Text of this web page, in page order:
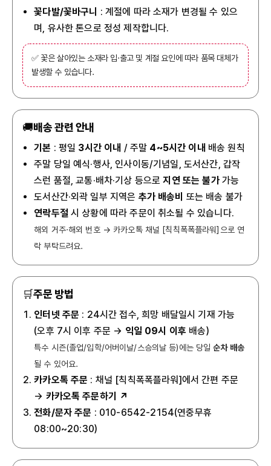
꽃다발/꽃바구니 : 계절에 따라 소재가 변경될 수 있으
며, 유사한 톤으로 정성 제작합니다.
✅ 꽃은 살아있는 소재라 입·출고 및 계절 요인에 따라 품목 대체가
발생할 수 있습니다.
🚚배송 관련 안내
기본 : 평일 3시간 이내 / 주말 4~5시간 이내 배송 원칙
주말 당일 예식·행사, 인사이동/기념일, 도서산간, 갑작
스런 품절, 교통·배차·기상 등으로지연 또는 불가가능
도서산간·외곽 일부 지역은 추가 배송비 또는 배송 불가
연락두절 시 상황에 따라 주문이 취소될 수 있습니다.
해외 거주·해외 번호 → 카카오톡 채널 [칙칙폭폭플라워]으로 연
락 부탁드려요.
🛒주문 방법
인터넷 주문 : 24시간 접수, 희망 배달일시 기재 가능
(오후 7시 이후 주문 → 익일 09시 이후 배송)
특수 시즌(졸업/입학/어버이날/스승의날 등)에는 당일순차 배송
될 수 있어요.
카카오톡 주문 : 채널 [칙칙폭폭플라워]에서 간편 주문
→ 카카오톡 주문하기 ↗
전화/문자 주문 : 010-6542-2154(연중무휴
08:00~20:30)